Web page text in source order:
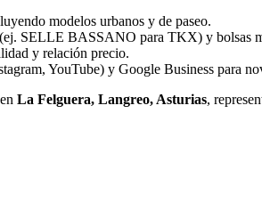
modelos urbanos y de paseo.
SELLE BASSANO para TKX) y bolsas
y relación precio.
YouTube) y Google Business para
La Felguera, Langreo, Asturias,